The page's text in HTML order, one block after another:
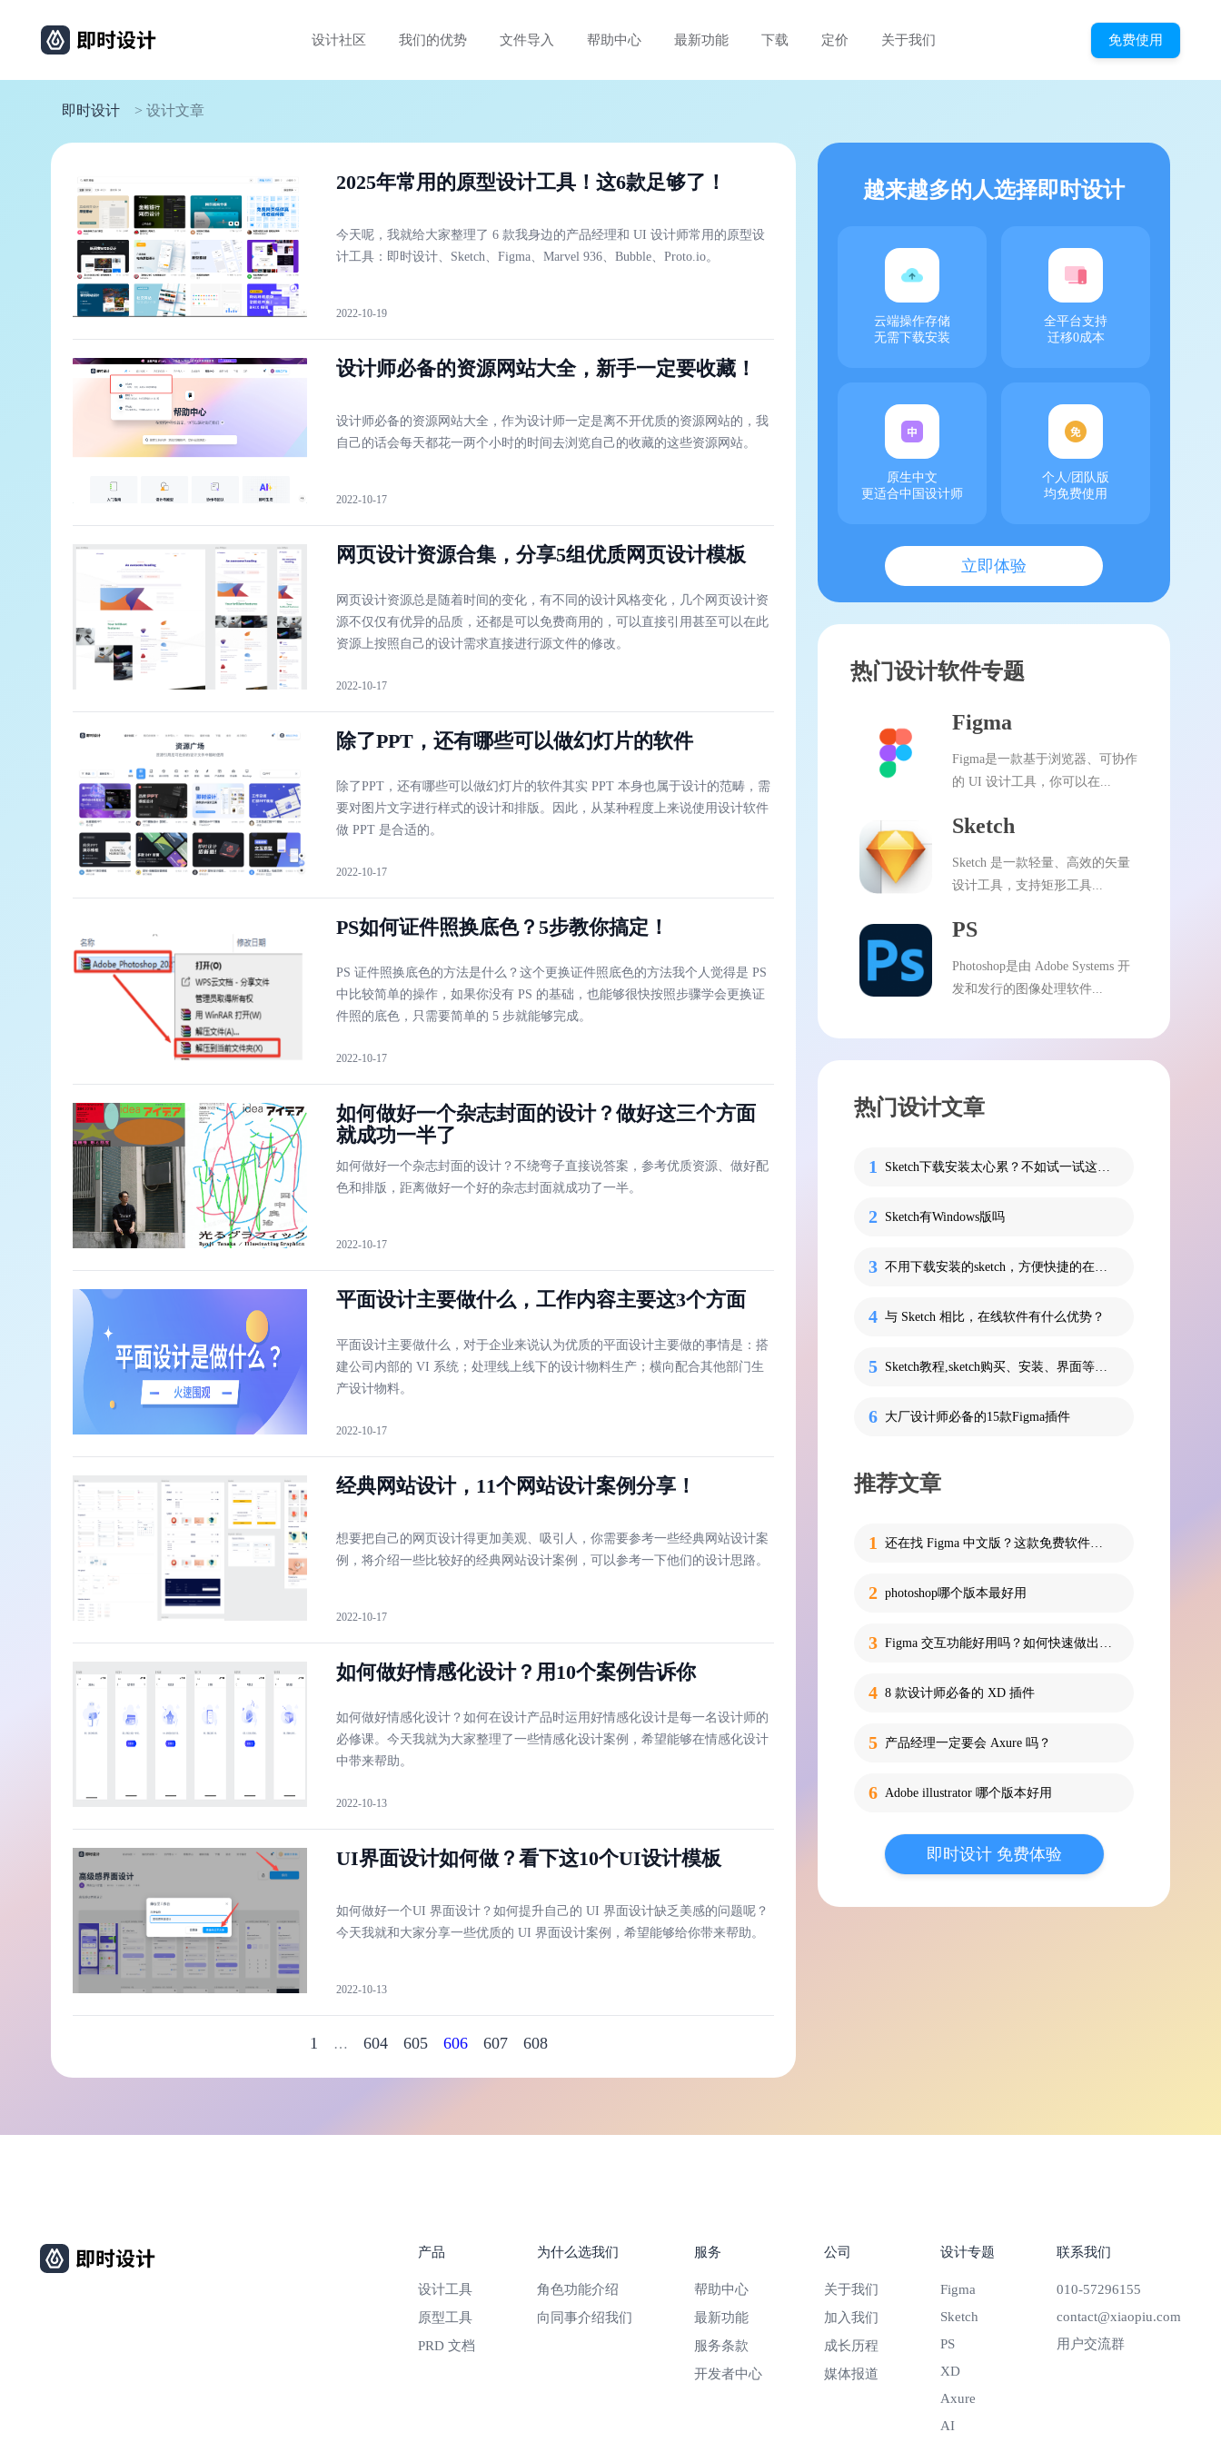
设计社区 我们的优势 文件导入 帮助中心 最新功能 下载 定价 关于我们 免费使用
即时设计 > 设计文章
2025年常用的原型设计工具！这6款足够了！
今天呢，我就给大家整理了 6 款我身边的产品经理和 UI 设计师常用的原型设
计工具：即时设计、Sketch、Figma、Marvel 936、Bubble、Proto.io。
2022-10-19
设计师必备的资源网站大全，新手一定要收藏！
设计师必备的资源网站大全，作为设计师一定是离不开优质的资源网站的，我
自己的话会每天都花一两个小时的时间去浏览自己的收藏的这些资源网站。
2022-10-17
网页设计资源合集，分享5组优质网页设计模板
网页设计资源总是随着时间的变化，有不同的设计风格变化，几个网页设计资
源不仅仅有优异的品质，还都是可以免费商用的，可以直接引用甚至可以在此
资源上按照自己的设计需求直接进行源文件的修改。
2022-10-17
除了PPT，还有哪些可以做幻灯片的软件
除了PPT，还有哪些可以做幻灯片的软件其实 PPT 本身也属于设计的范畴，需
要对图片文字进行样式的设计和排版。因此，从某种程度上来说使用设计软件
做 PPT 是合适的。
2022-10-17
PS如何证件照换底色？5步教你搞定！
PS 证件照换底色的方法是什么？这个更换证件照底色的方法我个人觉得是 PS
中比较简单的操作，如果你没有 PS 的基础，也能够很快按照步骤学会更换证
件照的底色，只需要简单的 5 步就能够完成。
2022-10-17
如何做好一个杂志封面的设计？做好这三个方面
就成功一半了
如何做好一个杂志封面的设计？不绕弯子直接说答案，参考优质资源、做好配
色和排版，距离做好一个好的杂志封面就成功了一半。
2022-10-17
平面设计主要做什么，工作内容主要这3个方面
平面设计主要做什么，对于企业来说认为优质的平面设计主要做的事情是：搭
建公司内部的 VI 系统；处理线上线下的设计物料生产；横向配合其他部门生
产设计物料。
2022-10-17
经典网站设计，11个网站设计案例分享！
想要把自己的网页设计得更加美观、吸引人，你需要参考一些经典网站设计案
例，将介绍一些比较好的经典网站设计案例，可以参考一下他们的设计思路。
2022-10-17
如何做好情感化设计？用10个案例告诉你
如何做好情感化设计？如何在设计产品时运用好情感化设计是每一名设计师的
必修课。今天我就为大家整理了一些情感化设计案例，希望能够在情感化设计
中带来帮助。
2022-10-13
UI界面设计如何做？看下这10个UI设计模板
如何做好一个UI 界面设计？如何提升自己的 UI 界面设计缺乏美感的问题呢？
今天我就和大家分享一些优质的 UI 界面设计案例，希望能够给你带来帮助。
2022-10-13
1 … 604 605 606 607 608
越来越多的人选择即时设计
云端操作存储
无需下载安装
全平台支持
迁移0成本
原生中文
更适合中国设计师
个人/团队版
均免费使用
立即体验
热门设计软件专题
Figma
Figma是一款基于浏览器、可协作
的 UI 设计工具，你可以在...
Sketch
Sketch 是一款轻量、高效的矢量
设计工具，支持矩形工具...
PS
Photoshop是由 Adobe Systems 开
发和发行的图像处理软件...
热门设计文章
Sketch有Windows版吗
与 Sketch 相比，在线软件有什么优势？
大厂设计师必备的15款Figma插件
推荐文章
photoshop哪个版本最好用
8 款设计师必备的 XD 插件
产品经理一定要会 Axure 吗？
Adobe illustrator 哪个版本好用
即时设计 免费体验
产品
设计工具
原型工具
PRD 文档
为什么选我们
角色功能介绍
向同事介绍我们
服务
帮助中心
最新功能
服务条款
开发者中心
公司
关于我们
加入我们
成长历程
媒体报道
设计专题
Figma
Sketch
PS
XD
Axure
AI
联系我们
010-57296155
contact@xiaopiu.com
用户交流群